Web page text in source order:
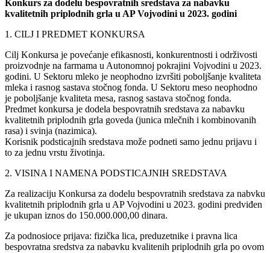
Konkurs za dodelu bespovratnih sredstava za nabavku
kvalitetnih priplodnih grla u AP Vojvodini u 2023. godini
1. CILJ I PREDMET KONKURSA
Cilj Konkursa je povećanje efikasnosti, konkurentnosti i održivosti
proizvodnje na farmama u Autonomnoj pokrajini Vojvodini u 2023.
godini. U Sektoru mleko je neophodno izvršiti poboljšanje kvaliteta
mleka i rasnog sastava stočnog fonda. U Sektoru meso neophodno
je poboljšanje kvaliteta mesa, rasnog sastava stočnog fonda.
Predmet konkursa je dodela bespovratnih sredstava za nabavku
kvalitetnih priplodnih grla goveda (junica mlečnih i kombinovanih
rasa) i svinja (nazimica).
Korisnik podsticajnih sredstava može podneti samo jednu prijavu i
to za jednu vrstu životinja.
2. VISINA I NAMENA PODSTICAJNIH SREDSTAVA
Za realizaciju Konkursa za dodelu bespovratnih sredstava za nabvku
kvalitetnih priplodnih grla u AP Vojvodini u 2023. godini predviđen
je ukupan iznos do 150.000.000,00 dinara.
Za podnosioce prijava: fizička lica, preduzetnike i pravna lica
bespovratna sredstva za nabavku kvalitenih priplodnih grla po ovom